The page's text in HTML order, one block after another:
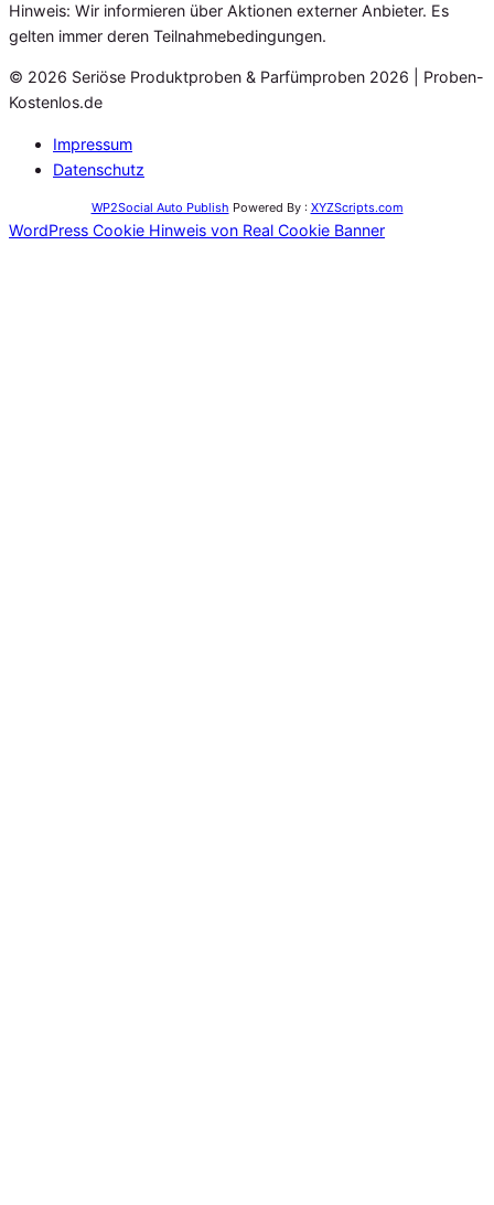
Hinweis: Wir informieren über Aktionen externer Anbieter. Es
gelten immer deren Teilnahmebedingungen.
© 2026 Seriöse Produktproben & Parfümproben 2026 | Proben-
Kostenlos.de
Impressum
Datenschutz
WP2Social Auto Publish Powered By : XYZScripts.com
WordPress Cookie Hinweis von Real Cookie Banner